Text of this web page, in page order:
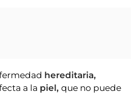
hereditaria,
a la piel, que no puede